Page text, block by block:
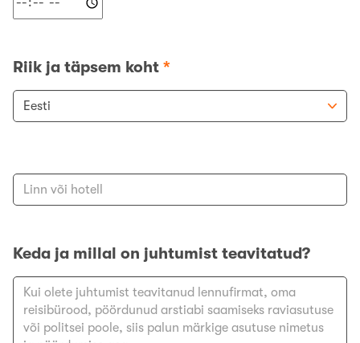
Riik ja täpsem koht *
Keda ja millal on juhtumist teavitatud?